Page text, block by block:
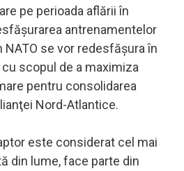
pe perioada aflării în
antrenamentelor
se vor redesfăşura în
scopul de a maximiza
pentru consolidarea
Nord-Atlantice.
este considerat cel mai
din lume, face parte din